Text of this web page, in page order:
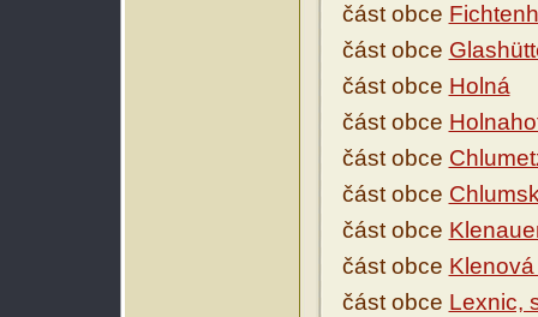
část obce
část obce
část obce Holná
část obce
část obce
část obce
část obce
část obce
část obce Lexnic,